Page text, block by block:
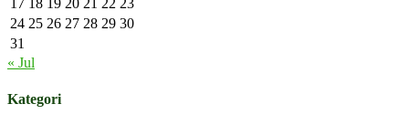
17 18 19 20 21 22 23
24 25 26 27 28 29 30
31
« Jul
Kategori